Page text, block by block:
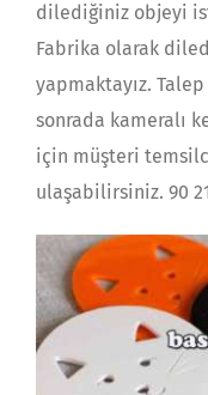
dilediğiniz objeyi
Fabrika olarak
yapmaktayız.
sonrada kameralı
için müşteri
ulaşabilirsiniz. 90